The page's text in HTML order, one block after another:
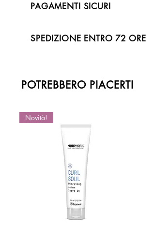
PAGAMENTI SICURI
SPEDIZIONE ENTRO 72 ORE
POTREBBERO PIACERTI
Novità!